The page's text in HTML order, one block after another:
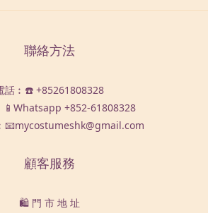
聯絡方法
話︰☎️ +85261808328
+852-61808328
顧客服務
🛍️ 門 市 地 址